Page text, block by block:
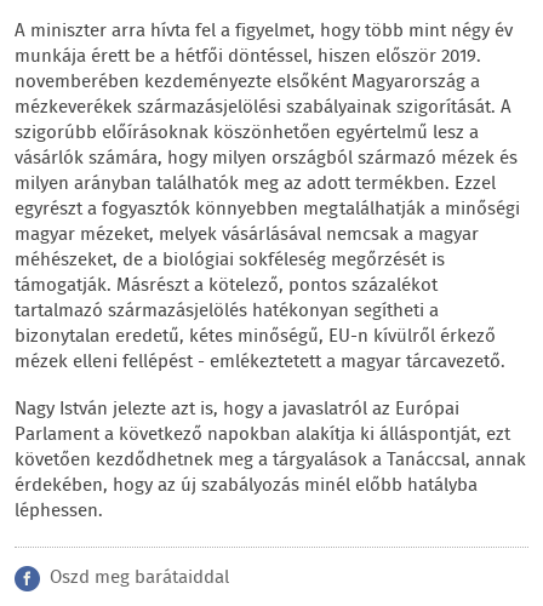
A miniszter arra hívta fel a figyelmet, hogy több mint négy év
munkája érett be a hétfői döntéssel, hiszen először 2019.
novemberében kezdeményezte elsőként Magyarország a
mézkeverékek származásjelölési szabályainak szigorítását. A
szigorúbb előírásoknak köszönhetően egyértelmű lesz a
vásárlók számára, hogy milyen országból származó mézek és
milyen arányban találhatók meg az adott termékben. Ezzel
egyrészt a fogyasztók könnyebben megtalálhatják a minőségi
magyar mézeket, melyek vásárlásával nemcsak a magyar
méhészeket, de a biológiai sokféleség megőrzését is
támogatják. Másrészt a kötelező, pontos százalékot
tartalmazó származásjelölés hatékonyan segítheti a
bizonytalan eredetű, kétes minőségű, EU-n kívülről érkező
mézek elleni fellépést - emlékeztetett a magyar tárcavezető.
Nagy István jelezte azt is, hogy a javaslatról az Európai
Parlament a következő napokban alakítja ki álláspontját, ezt
követően kezdődhetnek meg a tárgyalások a Tanáccsal, annak
érdekében, hogy az új szabályozás minél előbb hatályba
léphessen.
Oszd meg barátaiddal